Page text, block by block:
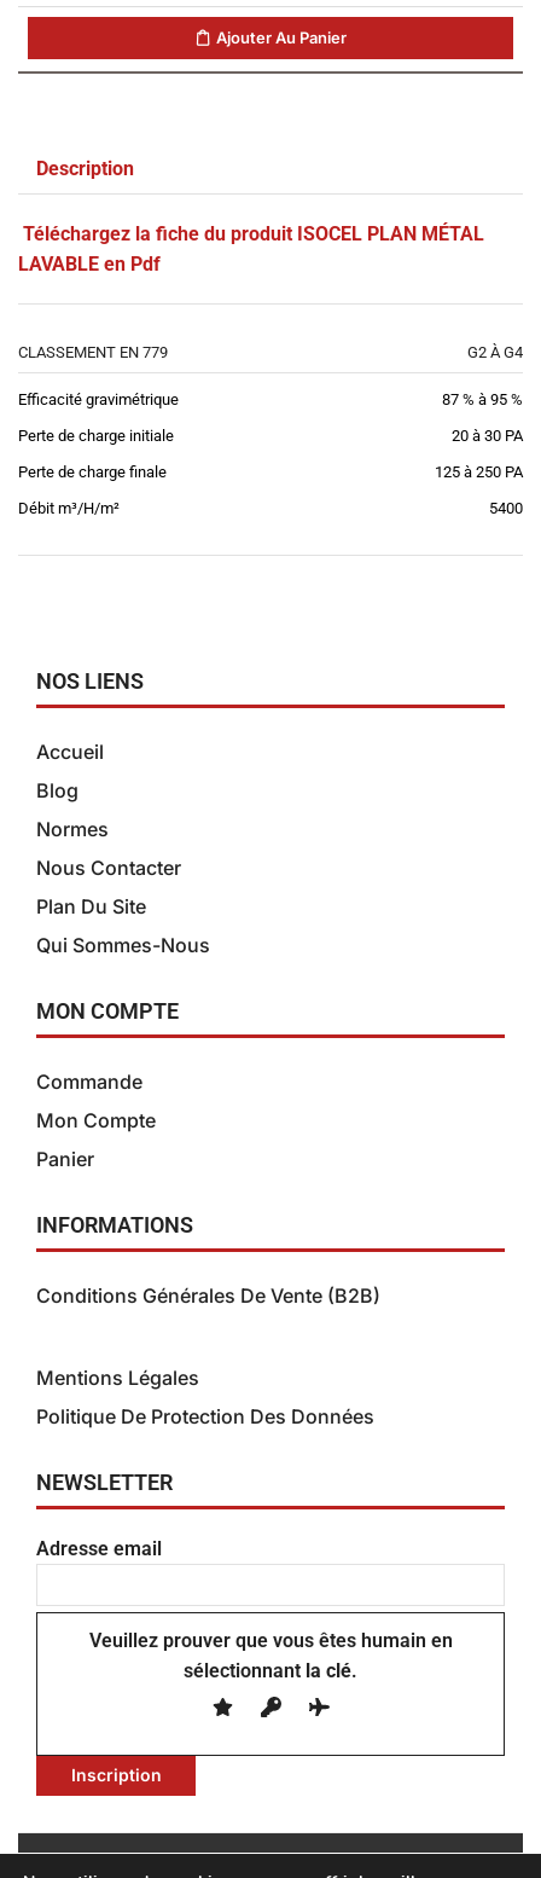
Ajouter Au Panier
Description
Téléchargez la fiche du produit ISOCEL PLAN MÉTAL
LAVABLE en Pdf
CLASSEMENT EN 779 G2 À G4
Efficacité gravimétrique
87 % à 95 %
Perte de charge initiale
20 à 30 PA
Perte de charge finale
125 à 250 PA
Débit m³/H/m²
5400
NOS LIENS
Accueil
Blog
Normes
Nous Contacter
Plan Du Site
Qui Sommes-Nous
MON COMPTE
Commande
Mon Compte
Panier
INFORMATIONS
Conditions Générales De Vente (B2B)
Mentions Légales
Politique De Protection Des Données
NEWSLETTER
Adresse email
Veuillez prouver que vous êtes humain en
sélectionnant la clé.